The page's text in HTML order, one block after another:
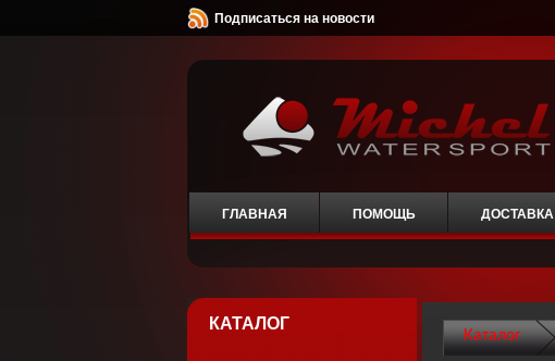
Подписаться на новости
ГЛАВНАЯ ПОМОЩЬ ДОСТАВКА
КАТАЛОГ
Каталог